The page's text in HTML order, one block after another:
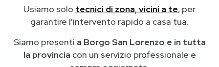
Usiamo solo tecnici di zona, vicini a te, per
garantire l'intervento rapido a casa tua.
Siamo presenti a Borgo San Lorenzo e in tutta
la provincia con un servizio professionale e